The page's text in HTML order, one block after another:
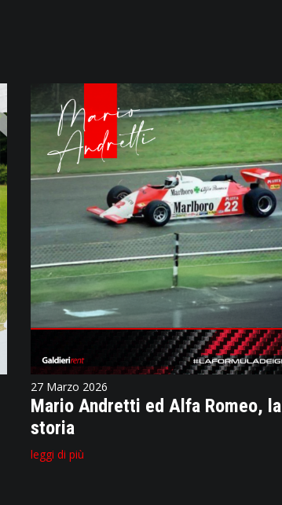
27 Marzo 2026
Mario Andretti ed Alfa Romeo, la
storia
leggi di più